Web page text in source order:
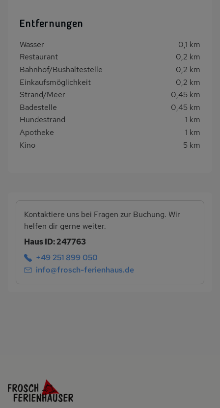
Entfernungen
Wasser
0,1 km
Restaurant
0,2 km
Bahnhof/Bushaltestelle
0,2 km
Einkaufsmöglichkeit
0,2 km
Strand/Meer
0,45 km
Badestelle
0,45 km
Hundestrand
1 km
Apotheke
1 km
Kino
5 km
Kontaktiere uns bei Fragen zur Buchung. Wir
helfen dir gerne weiter.
Haus ID: 247763
+49 251 899 050
info@frosch-ferienhaus.de